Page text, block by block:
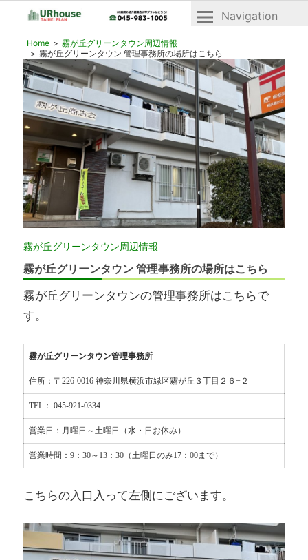
横
浜
市
青
葉
区・
緑
区
「UR
賃
貸」
物
件
一
覧
浜
市
青
葉
区
と
緑
区
の
UR
賃
貸
住
「ヴ
ェ
ル
デ
ー
奈
「奈
良
北
「グ
リ
ン
ル
志
Navigation
Home
霧が丘グリーンタウン周辺情報
霧が丘グリーンタウン 管理事務所の場所はこちら
2022年4月24日
霧が丘グリーンタウン周辺情報
霧が丘グリーンタウン 管理事務所の場所はこちら
霧が丘グリーンタウンの管理事務所はこちらで
す。
霧が丘グリーンタウン管理事務所
住所：〒226-0016 神奈川県横浜市緑区霧が丘３丁目２６−２
TEL： 045-921-0334
営業日：月曜日～土曜日（水・日お休み）
営業時間：9：30～13：30（土曜日のみ17：00まで）
こちらの入口入って左側にございます。